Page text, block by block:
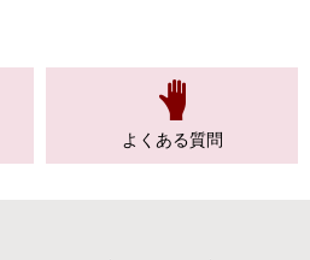
よくある質問